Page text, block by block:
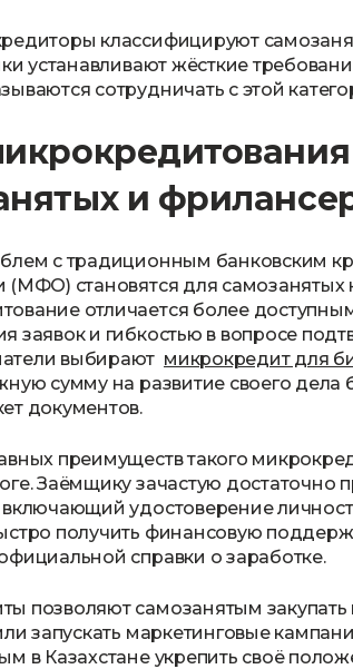
классифицируют
устанавливают жёсткие
сотрудничать с этой
и
с традиционным банковским
(МФО) становятся для
отличается более
заявок и гибкостью в вопросе
выбирают микрокредит для
сумму на развитие своего дела
документов.
преимуществ такого
Заёмщику зачастую достаточно
удостоверение
получить финансовую
справки о заработке.
позволяют самозанятым
запускать маркетинговые
в Казахстане укрепить своё